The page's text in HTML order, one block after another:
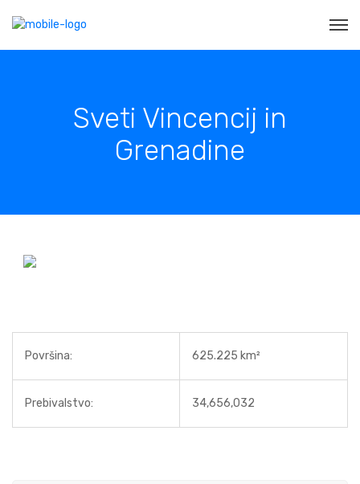
Sveti Vincencij in
Grenadine
Površina: 625.225 km²
Prebivalstvo: 34,656,032